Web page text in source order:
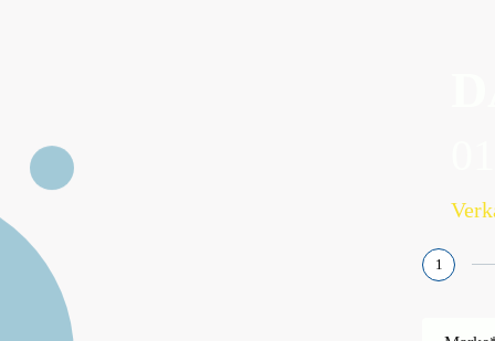
1